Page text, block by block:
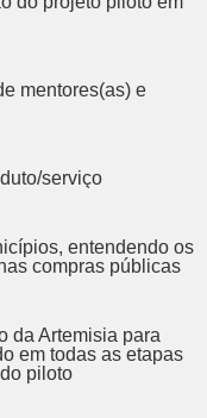
mentores(as) e
serviço
entendendo os
compras públicas
da Artemisia para
em todas as etapas
piloto